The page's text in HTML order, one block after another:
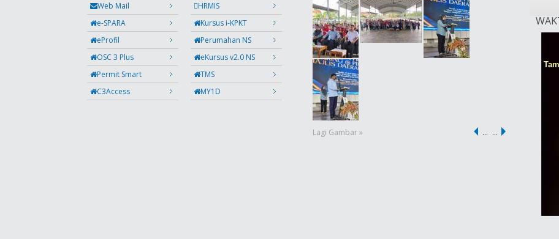
Web Mail
HRMIS
e-SPARA
Kursus i-KPKT
eProfil
Perumahan NS
OSC 3 Plus
eKursus v2.0 NS
Permit Smart
TMS
C3Access
MY1D
Lagi Gambar » … …